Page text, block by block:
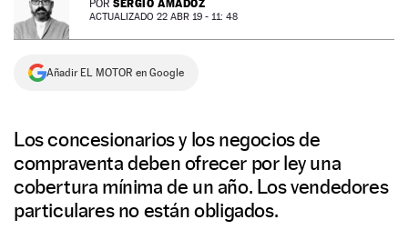
NEWSLETTER
SÍGUENOS
POR SERGIO AMADOZ
ACTUALIZADO 22 ABR 19 - 11: 48
Añadir EL MOTOR en Google
Los concesionarios y los negocios de
compraventa deben ofrecer por ley una
cobertura mínima de un año. Los vendedores
particulares no están obligados.